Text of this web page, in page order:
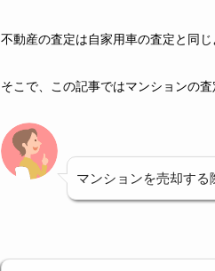
不動産の査定は自家用車の査定と同
そこで、この記事ではマンションの
マンションを売却す